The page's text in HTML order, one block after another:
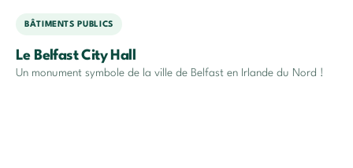
BÂTIMENTS PUBLICS
Le Belfast City Hall
Un monument symbole de la ville de Belfast en Irlande du Nord !